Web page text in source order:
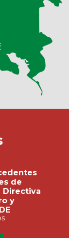
de
Directiva
y